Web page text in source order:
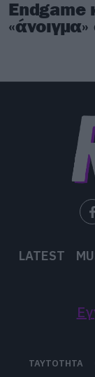
Endgame
LATEST
ΤΑΥΤΟΤΗΤΑ